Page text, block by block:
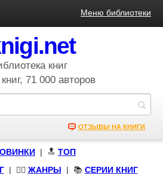
Меню библиотеки
книг
71 000 авторов
ОТЗЫВЫ НА КНИГИ
| 🔝 ТОП
| 🧝‍♀️ ЖАНРЫ | 📚 СЕРИИ КНИГ